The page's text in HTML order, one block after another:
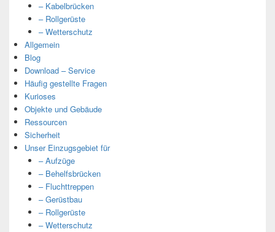
– Kabelbrücken
– Rollgerüste
– Wetterschutz
Allgemein
Blog
Download – Service
Häufig gestellte Fragen
Kurioses
Objekte und Gebäude
Ressourcen
Sicherheit
Unser Einzugsgebiet für
– Aufzüge
– Behelfsbrücken
– Fluchttreppen
– Gerüstbau
– Rollgerüste
– Wetterschutz